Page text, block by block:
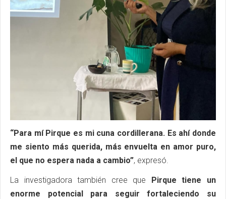
“Para mí Pirque es mi cuna cordillerana. Es ahí donde
me siento más querida, más envuelta en amor puro,
el que no espera nada a cambio”, expresó.
La investigadora también cree que Pirque tiene un
enorme potencial para seguir fortaleciendo su